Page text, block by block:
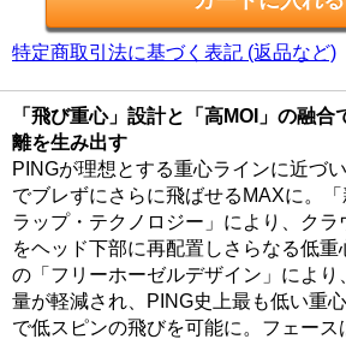
特定商取引法に基づく表記 (返品など)
「飛び重心」設計と「高MOI」の融
離を生み出す
PINGが理想とする重心ラインに近づ
でブレずにさらに飛ばせるMAXに。「
ラップ・テクノロジー」により、ク
をヘッド下部に再配置しさらなる低
の「フリーホーゼルデザイン」により
量が軽減され、PING史上最も低い重
で低スピンの飛びを可能に。フェー